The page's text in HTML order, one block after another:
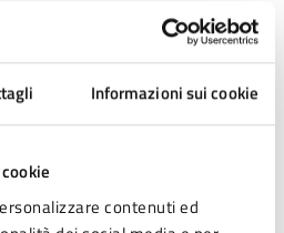
Informazioni sui cookie
contenuti ed
cittadini